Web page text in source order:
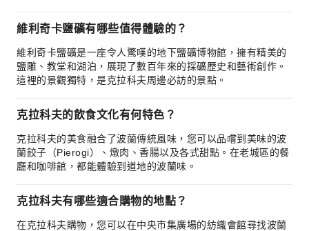
維利奇卡鹽礦有哪些值得體驗的？
維利奇卡鹽礦是一座令人驚嘆的地下鹽礦博物館，擁有精美的
鹽雕、教堂和湖泊，展現了數百年來的採礦歷史和藝術創作。
這裡的景觀獨特，是克拉科夫周邊必訪的景點。
克拉科夫的飲食文化有何特色？
克拉科夫的美食融合了波蘭傳統風味，您可以品嚐到美味的波
蘭餃子（Pierogi）、燉肉、香腸以及各式甜點。在老城區的餐
廳和咖啡館，都能體驗到道地的波蘭味。
克拉科夫有哪些適合購物的地點？
在克拉科夫購物，您可以在中央市集廣場的紡織會館尋找波蘭